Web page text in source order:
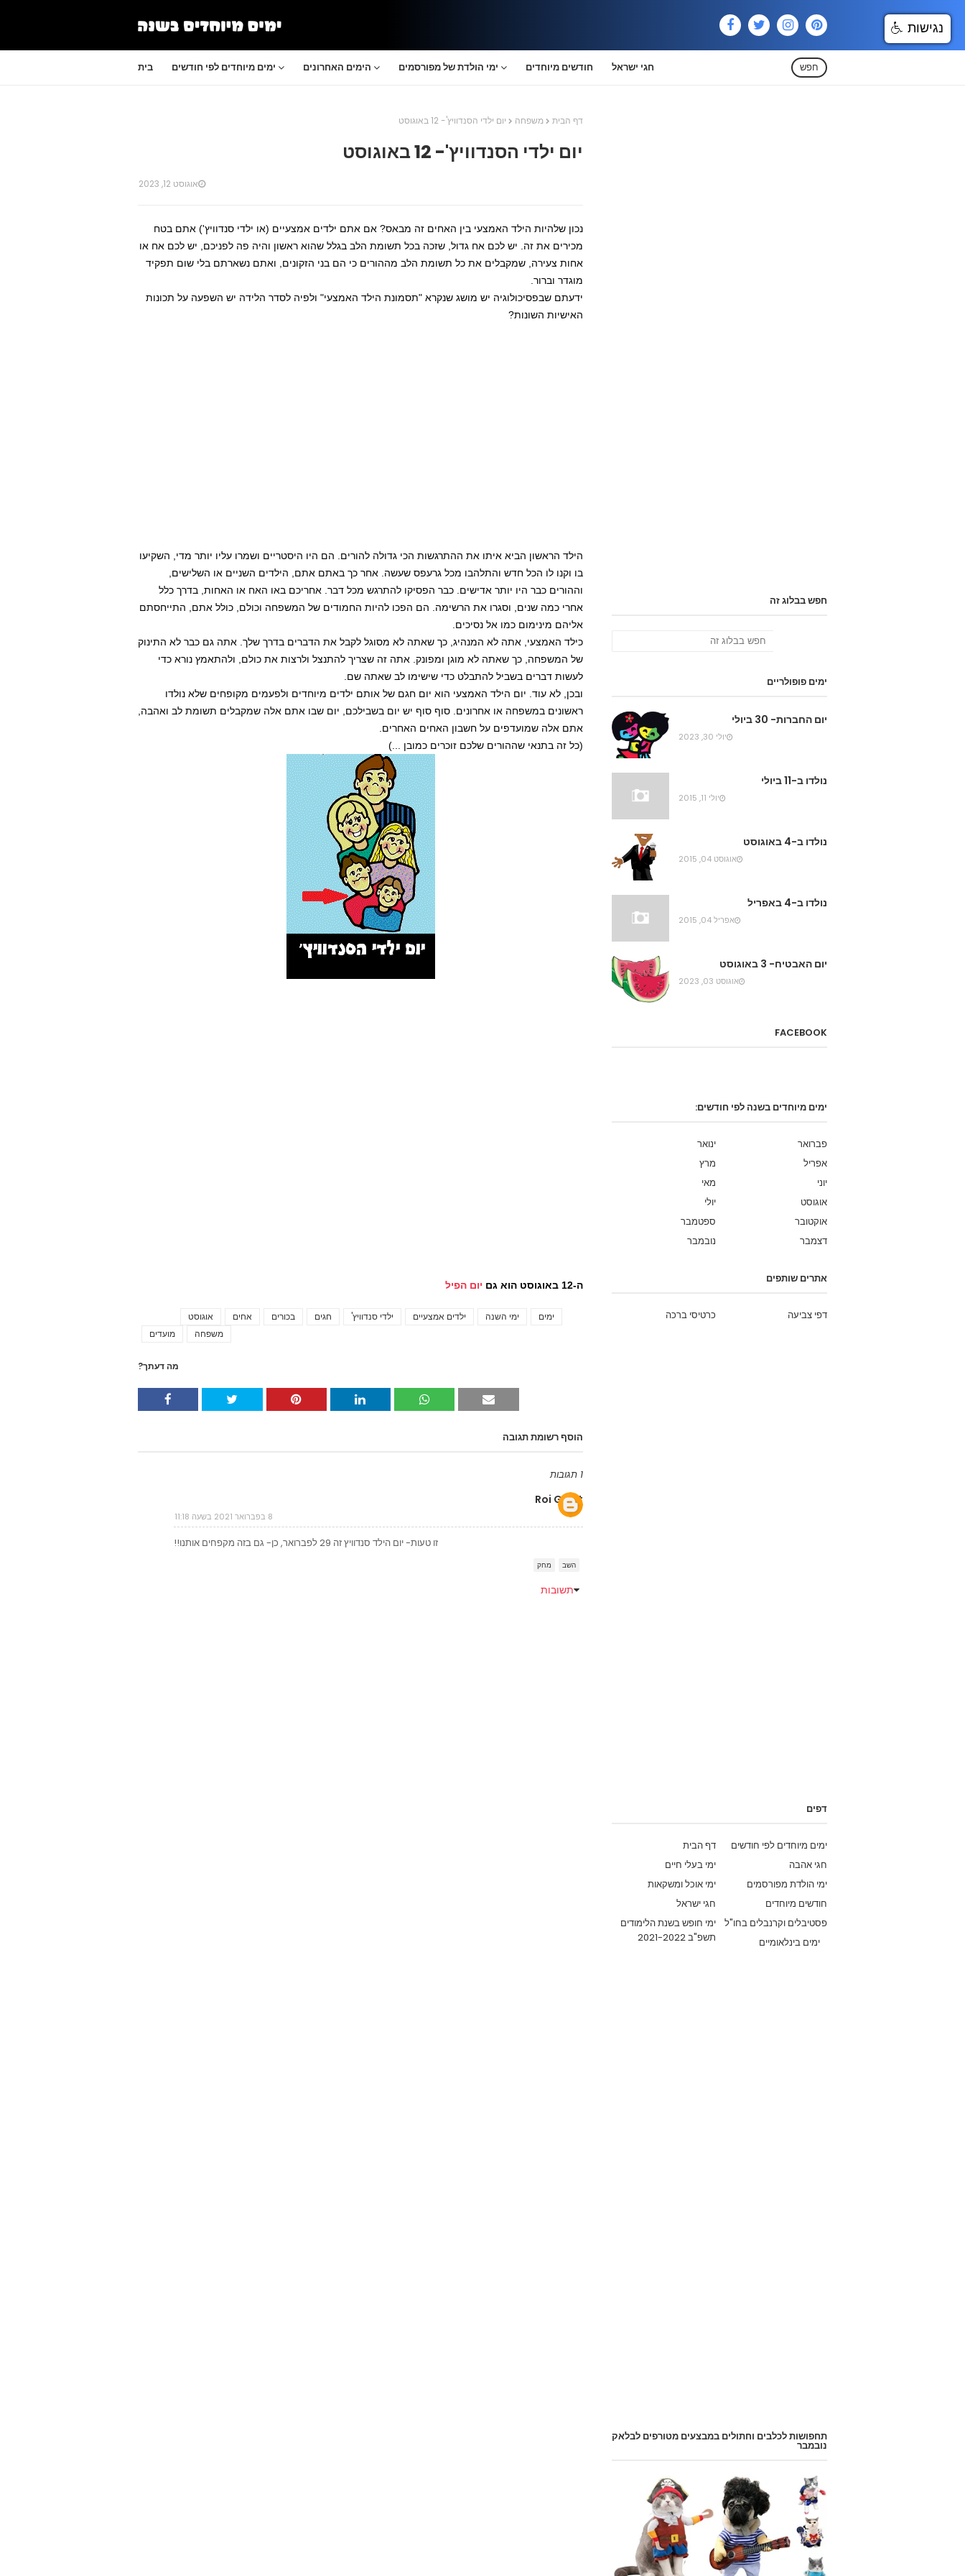
בית ימים מיוחדים לפי חודשים הימים האחרונים ימי הולדת של מפורסמים חודשים מיוחדים חגי ישראל חפש
דף הבית משפחה יום ילדי הסנדוויץ'- 12 באוגוסט
יום ילדי הסנדוויץ'- 12 באוגוסט
אוגוסט 12, 2023
נכון שלהיות הילד האמצעי בין האחים זה מבאס? אם אתם ילדים אמצעיים (או ילדי סנדוויץ') אתם בטח
מכירים את זה. יש לכם אח גדול, שזכה בכל תשומת הלב בגלל שהוא ראשון והיה פה לפניכם, יש לכם אח או
אחות צעירה, שמקבלים את כל תשומת הלב מההורים כי הם בני הזקונים, ואתם נשארתם בלי שום תפקיד
מוגדר וברור.
ידעתם שבפסיכולוגיה יש מושג שנקרא "תסמונת הילד האמצעי" ולפיה לסדר הלידה יש השפעה על תכונות
האישיות השונות?
הילד הראשון הביא איתו את ההתרגשות הכי גדולה להורים. הם היו היסטריים ושמרו עליו יותר מדי, השקיעו
בו וקנו לו הכל חדש והתלהבו מכל גרעפס שעשה. אחר כך באתם אתם, הילדים השניים או השלישים,
וההורים כבר היו יותר אדישים. כבר הפסיקו להתרגש מכל דבר. אחריכם באו האח או האחות, בדרך כלל
אחרי כמה שנים, וסגרו את הרשימה. הם הפכו להיות החמודים של המשפחה וכולם, כולל אתם, התייחסתם
אליהם מינימום כמו אל נסיכים.
כילד האמצעי, אתה לא המנהיג, כך שאתה לא מסוגל לקבל את הדברים בדרך שלך. אתה גם כבר לא התינוק
של המשפחה, כך שאתה לא מוגן ומפונק. אתה זה שצריך להתנצל ולרצות את כולם, ולהתאמץ נורא כדי
לעשות דברים בשביל להתבלט כדי שישימו לב שאתה שם.
ובכן, לא עוד. יום הילד האמצעי הוא יום חגם של אותם ילדים מיוחדים ולפעמים מקופחים שלא נולדו
ראשונים במשפחה או אחרונים. סוף סוף יש יום בשבילכם, יום שבו אתם אלה שמקבלים תשומת לב ואהבה,
אתם אלה שמועדפים על חשבון האחים האחרים.
(כל זה בתנאי שההורים שלכם זוכרים כמובן ...)
ה-12 באוגוסט הוא גם יום הפיל
אוגוסט אחים בכורים חגים ילדי סנדוויץ' ילדים אמצעיים ימי השנה
ימים
מועדים
משפחה
מה דעתך?
הוסף רשומת תגובה
1 תגובות
Roi Gazit
8 בפברואר 2021 בשעה 11:18
זו טעות- יום הילד סנדוויץ זה 29 לפברואר, כן- גם בזה מקפחים אותנו!!
השב מחק
תשובות
חפש בבלוג זה
ימים פופולריים
יום החברות- 30 ביולי
יולי 30, 2023
נולדו ב-11 ביולי
יולי 11, 2015
נולדו ב-4 באוגוסט
אוגוסט 04, 2015
נולדו ב-4 באפריל
אפריל 04, 2015
יום האבטיח- 3 באוגוסט
אוגוסט 03, 2023
FACEBOOK
ימים מיוחדים בשנה לפי חודשים:
ינואר
פברואר
מרץ
אפריל
מאי
יוני
יולי
אוגוסט
ספטמבר
אוקטובר
נובמבר
דצמבר
אתרים שותפים
כרטיסי ברכה דפי צביעה
דפים
דף הבית
ימים מיוחדים לפי חודשים
ימי בעלי חיים
חגי אהבה
ימי אוכל ומשקאות
ימי הולדת מפורסמים
חגי ישראל
חודשים מיוחדים
ימי חופש בשנת הלימודים
תשפ"ב 2021-2022
פסטיבלים וקרנבלים בחו"ל
ימים בינלאומיים
תחפושות לכלבים וחתולים במבצעים מטורפים לבלאק
נובמבר
נגישות